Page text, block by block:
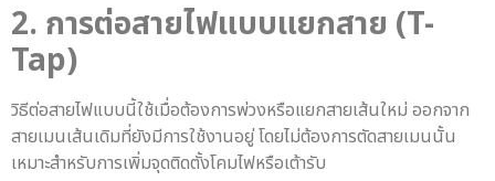
2. การต่อสายไฟแบบแยกสาย (T-
Tap)
วิธีต่อสายไฟแบบนี้ใช้เมื่อต้องการพ่วงหรือแยกสายเส้นใหม่ ออกจาก
สายเมนเส้นเดิมที่ยังมีการใช้งานอยู่ โดยไม่ต้องการตัดสายเมนนั้น
เหมาะสำหรับการเพิ่มจุดติดตั้งโคมไฟหรือเต้ารับ